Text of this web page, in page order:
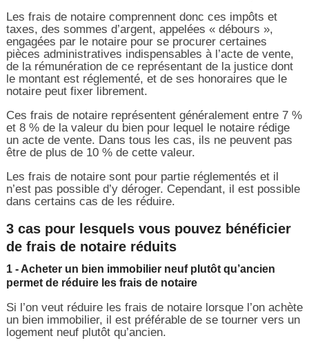
Les frais de notaire comprennent donc ces impôts et
taxes, des sommes d’argent, appelées « débours »,
engagées par le notaire pour se procurer certaines
pièces administratives indispensables à l’acte de vente,
de la rémunération de ce représentant de la justice dont
le montant est réglementé, et de ses honoraires que le
notaire peut fixer librement.
Ces frais de notaire représentent généralement entre 7 %
et 8 % de la valeur du bien pour lequel le notaire rédige
un acte de vente. Dans tous les cas, ils ne peuvent pas
être de plus de 10 % de cette valeur.
Les frais de notaire sont pour partie réglementés et il
n’est pas possible d’y déroger. Cependant, il est possible
dans certains cas de les réduire.
3 cas pour lesquels vous pouvez bénéficier
de frais de notaire réduits
1 - Acheter un bien immobilier neuf plutôt qu’ancien
permet de réduire les frais de notaire
Si l’on veut réduire les frais de notaire lorsque l’on achète
un bien immobilier, il est préférable de se tourner vers un
logement neuf plutôt qu’ancien.